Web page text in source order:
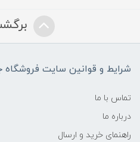
شرایط و قوانین سایت فروشگاه
تماس با ما
درباره ما
راهنمای خرید و ارسال